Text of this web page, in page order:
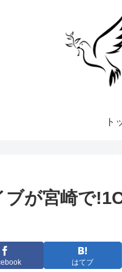
ト
が宮崎で
はてブ